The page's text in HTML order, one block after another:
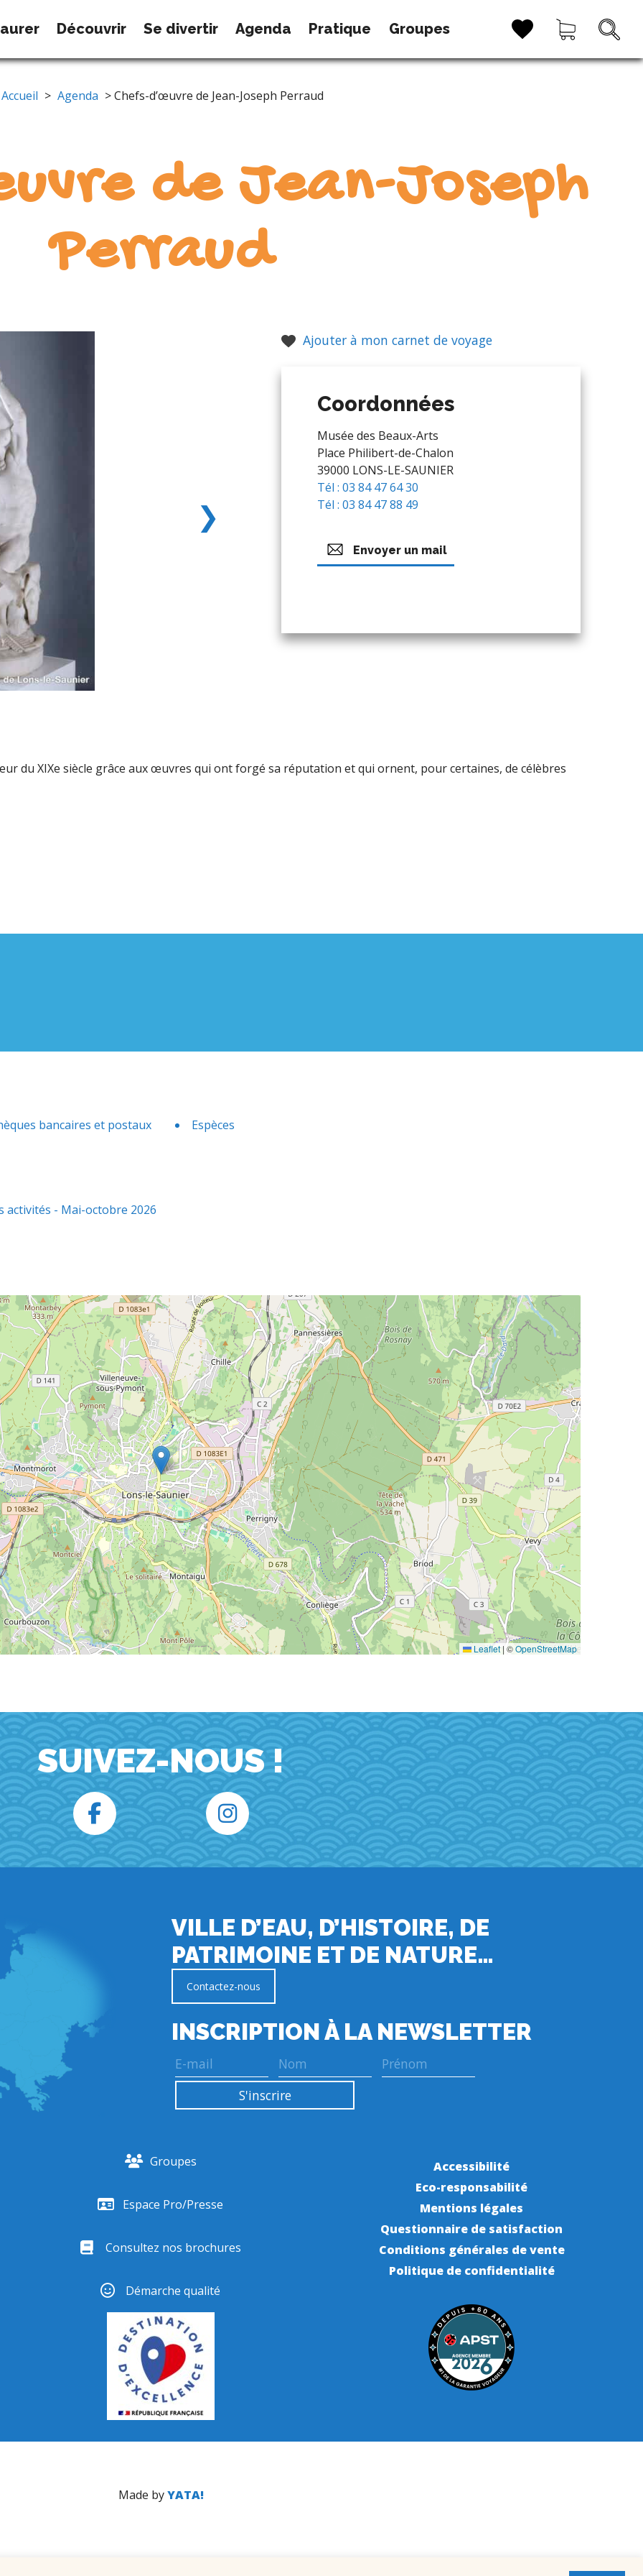
Découvrir Se divertir Agenda Pratique Groupes
Accueil > Agenda > Chefs-d’œuvre de Jean-Joseph Perraud
de Jean-Joseph
Perraud
❯
Ajouter à mon carnet de voyage
Coordonnées
Musée des Beaux-Arts
Place Philibert-de-Chalon
39000 LONS-LE-SAUNIER
Tél : 03 84 47 64 30
Tél : 03 84 47 88 49
Envoyer un mail
du XIXe siècle grâce aux œuvres qui ont forgé sa réputation et qui ornent, pour certaines, de célèbres
bancaires et postaux Espèces
activités - Mai-octobre 2026
Leaflet | ©OpenStreetMap
SUIVEZ-NOUS !
VILLE D’EAU, D’HISTOIRE, DE
PATRIMOINE ET DE NATURE…
Contactez-nous
INSCRIPTION À LA NEWSLETTER
Groupes
Espace Pro/Presse
Consultez nos brochures
Démarche qualité
Accessibilité
Eco-responsabilité
Mentions légales
Questionnaire de satisfaction
Conditions générales de vente
Politique de confidentialité
Made byYATA!